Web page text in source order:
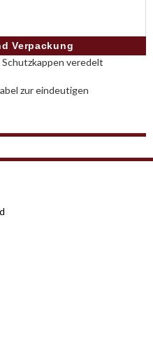
Verpackung
veredelt
zur eindeutigen